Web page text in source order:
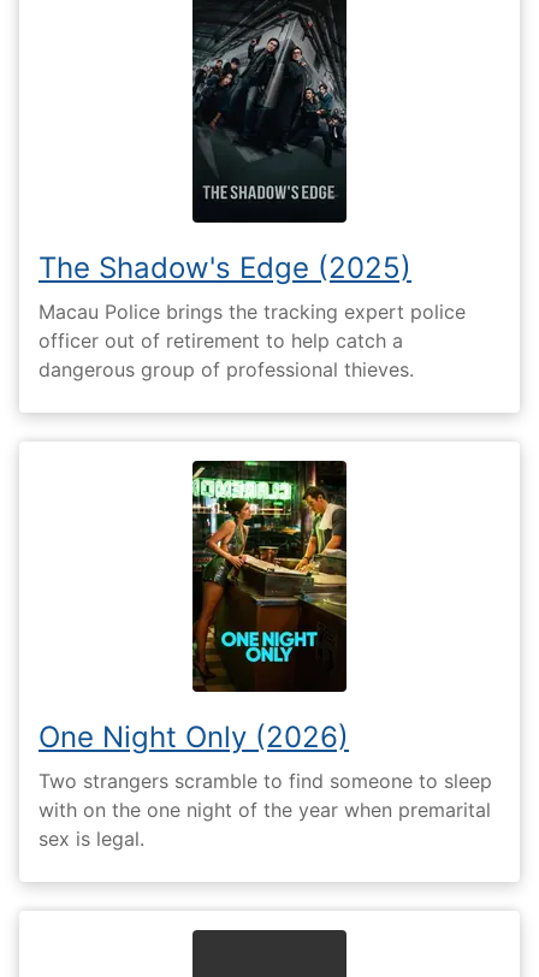
The Shadow's Edge (2025)
Macau Police brings the tracking expert police
officer out of retirement to help catch a
dangerous group of professional thieves.
One Night Only (2026)
Two strangers scramble to find someone to sleep
with on the one night of the year when premarital
sex is legal.